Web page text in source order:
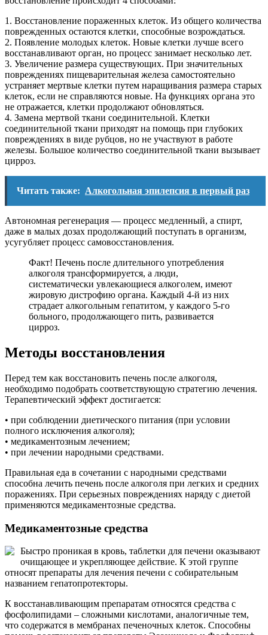
1. Восстановление пораженных клеток. Из общего количества
поврежденных остаются клетки, способные возрождаться.
2. Появление молодых клеток. Новые клетки лучше всего
восстанавливают орган, но процесс занимает несколько лет.
3. Увеличение размера существующих. При значительных
повреждениях пищеварительная железа самостоятельно
устраняет мертвые клетки путем наращивания размера старых
клеток, если не справляются новые. На функциях органа это
не отражается, клетки продолжают обновляться.
4. Замена мертвой ткани соединительной. Клетки
соединительной ткани приходят на помощь при глубоких
повреждениях в виде рубцов, но не участвуют в работе
железы. Большое количество соединительной ткани вызывает
цирроз.
Читать также: Алкогольная эпилепсия в первый раз
Автономная регенерация — процесс медленный, а спирт,
даже в малых дозах продолжающий поступать в организм,
усугубляет процесс самовосстановления.
Факт! Печень после длительного употребления
алкоголя трансформируется, а люди,
систематически увлекающиеся алкоголем, имеют
жировую дистрофию органа. Каждый 4-й из них
страдает алкогольным гепатитом, у каждого 5-го
больного, продолжающего пить, развивается
цирроз.
Методы восстановления
Перед тем как восстановить печень после алкоголя,
необходимо подобрать соответствующую стратегию лечения.
Терапевтический эффект достигается:
• при соблюдении диетического питания (при условии
полного исключения алкоголя);
• медикаментозным лечением;
• при лечении народными средствами.
Правильная еда в сочетании с народными средствами
способна лечить печень после алкоголя при легких и средних
поражениях. При серьезных повреждениях наряду с диетой
применяются медикаментозные средства.
Медикаментозные средства
Быстро проникая в кровь, таблетки для печени оказывают
очищающее и укрепляющее действие. К этой группе
относят препараты для лечения печени с собирательным
названием гепатопротекторы.
К восстанавливающим препаратам относятся средства с
фосфолипидами – сложными кислотами, аналогичные тем,
что содержатся в мембранах печеночных клеток. Способны